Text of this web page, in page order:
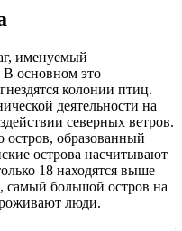
именуемый
основном это
колонии птиц.
деятельности на
северных ветров.
образованный
острова насчитывают
18 находятся выше
большой остров на
люди.